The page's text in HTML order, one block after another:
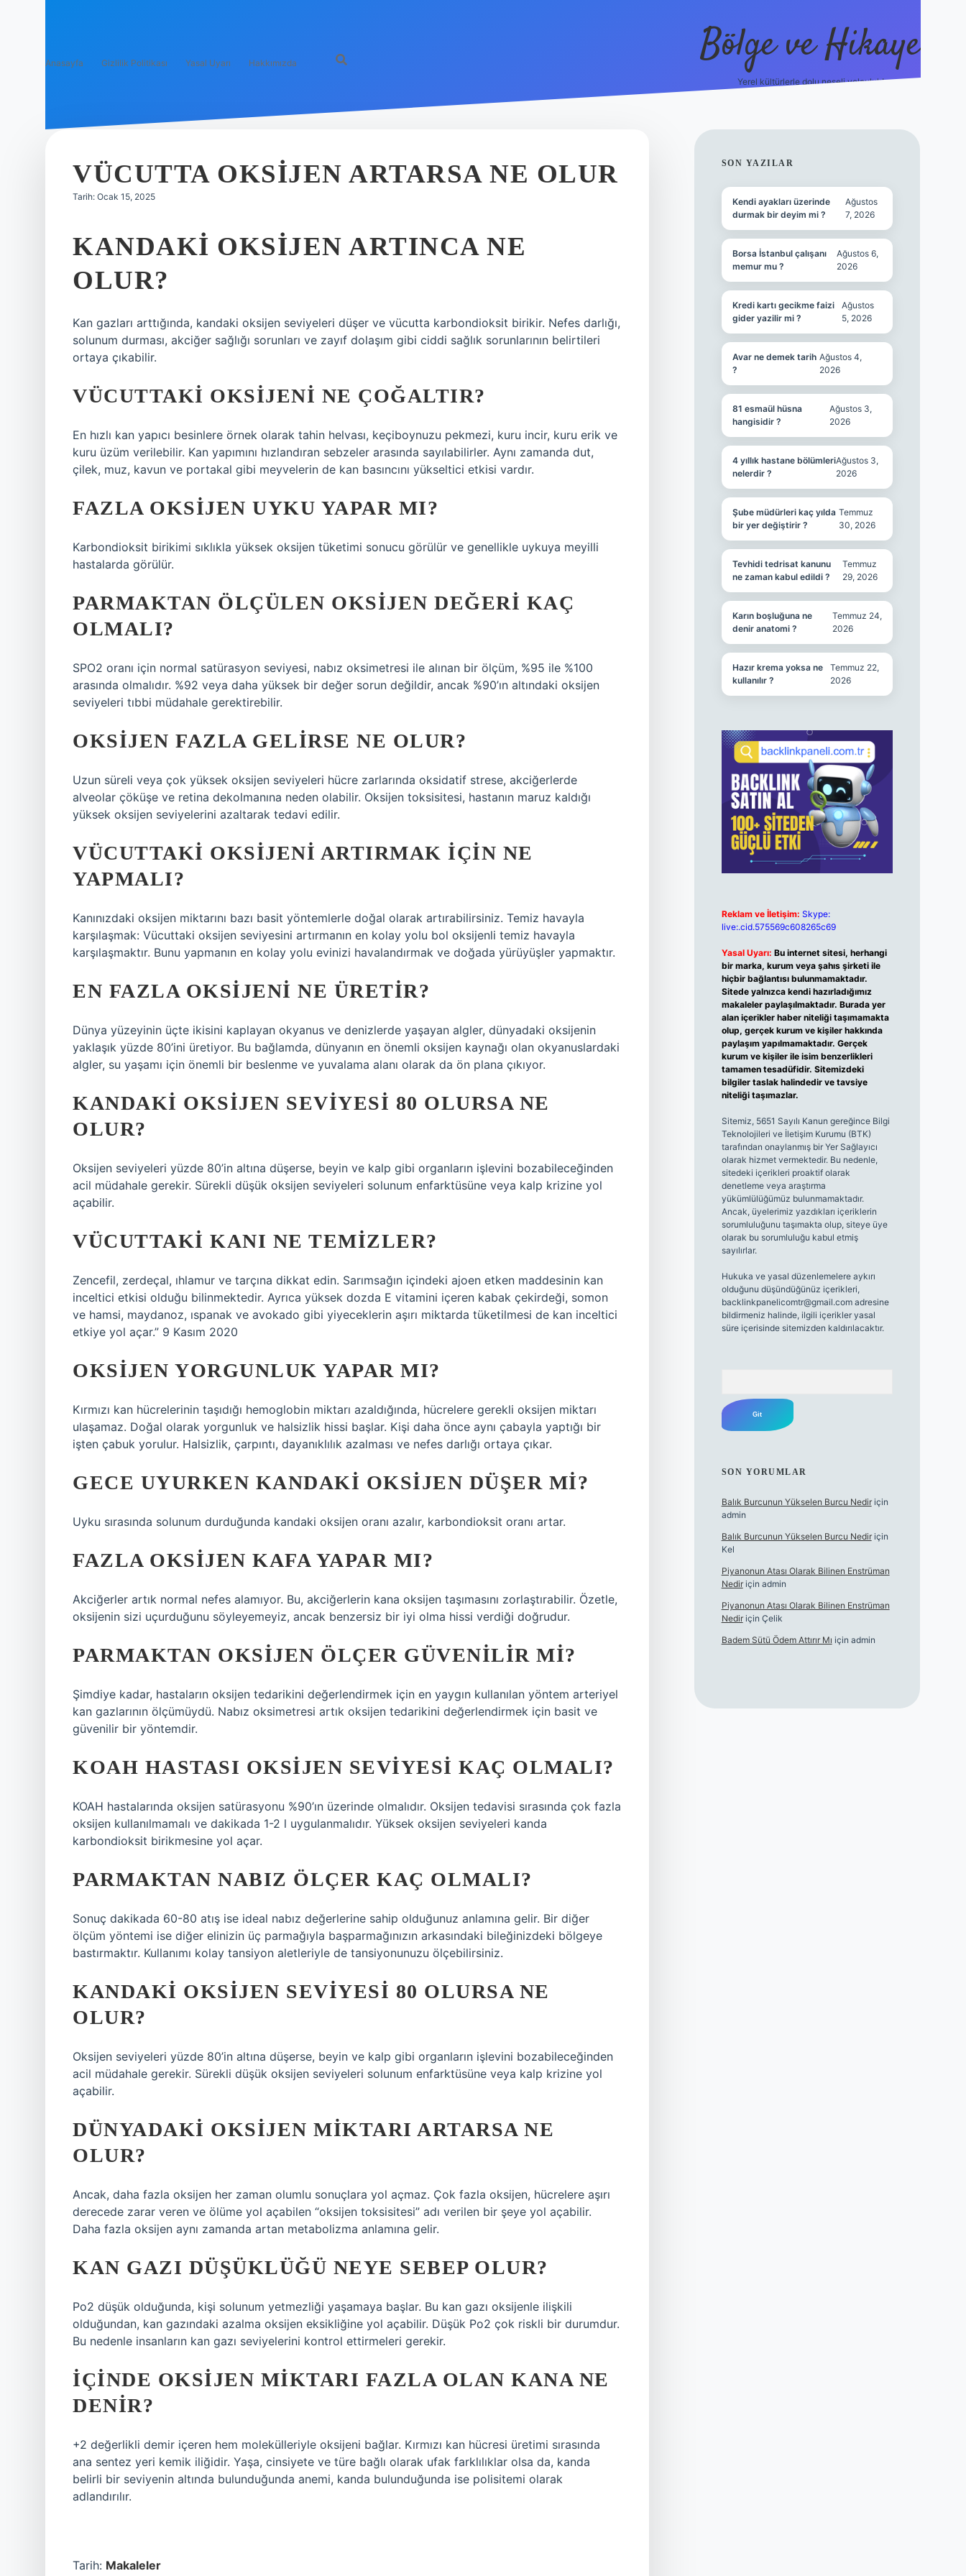
Anasayfa Gizlilik Politikası Yasal Uyarı Hakkımızda Bölge ve Hikaye
Yerel kültürlerle dolu neşeli yolculuk!
VÜCUTTA OKSIJEN ARTARSA NE OLUR
Tarih: Ocak 15, 2025
KANDAKI OKSIJEN ARTINCA NE
OLUR?
Kan gazları arttığında, kandaki oksijen seviyeleri düşer ve vücutta karbondioksit birikir. Nefes darlığı,
solunum durması, akciğer sağlığı sorunları ve zayıf dolaşım gibi ciddi sağlık sorunlarının belirtileri
ortaya çıkabilir.
VÜCUTTAKI OKSIJENI NE ÇOĞALTIR?
En hızlı kan yapıcı besinlere örnek olarak tahin helvası, keçiboynuzu pekmezi, kuru incir, kuru erik ve
kuru üzüm verilebilir. Kan yapımını hızlandıran sebzeler arasında sayılabilirler. Aynı zamanda dut,
çilek, muz, kavun ve portakal gibi meyvelerin de kan basıncını yükseltici etkisi vardır.
FAZLA OKSIJEN UYKU YAPAR MI?
Karbondioksit birikimi sıklıkla yüksek oksijen tüketimi sonucu görülür ve genellikle uykuya meyilli
hastalarda görülür.
PARMAKTAN ÖLÇÜLEN OKSIJEN DEĞERI KAÇ
OLMALI?
SPO2 oranı için normal satürasyon seviyesi, nabız oksimetresi ile alınan bir ölçüm, %95 ile %100
arasında olmalıdır. %92 veya daha yüksek bir değer sorun değildir, ancak %90’ın altındaki oksijen
seviyeleri tıbbi müdahale gerektirebilir.
OKSIJEN FAZLA GELIRSE NE OLUR?
Uzun süreli veya çok yüksek oksijen seviyeleri hücre zarlarında oksidatif strese, akciğerlerde
alveolar çöküşe ve retina dekolmanına neden olabilir. Oksijen toksisitesi, hastanın maruz kaldığı
yüksek oksijen seviyelerini azaltarak tedavi edilir.
VÜCUTTAKI OKSIJENI ARTIRMAK IÇIN NE
YAPMALI?
Kanınızdaki oksijen miktarını bazı basit yöntemlerle doğal olarak artırabilirsiniz. Temiz havayla
karşılaşmak: Vücuttaki oksijen seviyesini artırmanın en kolay yolu bol oksijenli temiz havayla
karşılaşmaktır. Bunu yapmanın en kolay yolu evinizi havalandırmak ve doğada yürüyüşler yapmaktır.
EN FAZLA OKSIJENI NE ÜRETIR?
Dünya yüzeyinin üçte ikisini kaplayan okyanus ve denizlerde yaşayan algler, dünyadaki oksijenin
yaklaşık yüzde 80’ini üretiyor. Bu bağlamda, dünyanın en önemli oksijen kaynağı olan okyanuslardaki
algler, su yaşamı için önemli bir beslenme ve yuvalama alanı olarak da ön plana çıkıyor.
KANDAKI OKSIJEN SEVIYESI 80 OLURSA NE
OLUR?
Oksijen seviyeleri yüzde 80’in altına düşerse, beyin ve kalp gibi organların işlevini bozabileceğinden
acil müdahale gerekir. Sürekli düşük oksijen seviyeleri solunum enfarktüsüne veya kalp krizine yol
açabilir.
VÜCUTTAKI KANI NE TEMIZLER?
Zencefil, zerdeçal, ıhlamur ve tarçına dikkat edin. Sarımsağın içindeki ajoen etken maddesinin kan
inceltici etkisi olduğu bilinmektedir. Ayrıca yüksek dozda E vitamini içeren kabak çekirdeği, somon
ve hamsi, maydanoz, ıspanak ve avokado gibi yiyeceklerin aşırı miktarda tüketilmesi de kan inceltici
etkiye yol açar.” 9 Kasım 2020
OKSIJEN YORGUNLUK YAPAR MI?
Kırmızı kan hücrelerinin taşıdığı hemoglobin miktarı azaldığında, hücrelere gerekli oksijen miktarı
ulaşamaz. Doğal olarak yorgunluk ve halsizlik hissi başlar. Kişi daha önce aynı çabayla yaptığı bir
işten çabuk yorulur. Halsizlik, çarpıntı, dayanıklılık azalması ve nefes darlığı ortaya çıkar.
GECE UYURKEN KANDAKI OKSIJEN DÜŞER MI?
Uyku sırasında solunum durduğunda kandaki oksijen oranı azalır, karbondioksit oranı artar.
FAZLA OKSIJEN KAFA YAPAR MI?
Akciğerler artık normal nefes alamıyor. Bu, akciğerlerin kana oksijen taşımasını zorlaştırabilir. Özetle,
oksijenin sizi uçurduğunu söyleyemeyiz, ancak benzersiz bir iyi olma hissi verdiği doğrudur.
PARMAKTAN OKSIJEN ÖLÇER GÜVENILIR MI?
Şimdiye kadar, hastaların oksijen tedarikini değerlendirmek için en yaygın kullanılan yöntem arteriyel
kan gazlarının ölçümüydü. Nabız oksimetresi artık oksijen tedarikini değerlendirmek için basit ve
güvenilir bir yöntemdir.
KOAH HASTASI OKSIJEN SEVIYESI KAÇ OLMALI?
KOAH hastalarında oksijen satürasyonu %90’ın üzerinde olmalıdır. Oksijen tedavisi sırasında çok fazla
oksijen kullanılmamalı ve dakikada 1-2 l uygulanmalıdır. Yüksek oksijen seviyeleri kanda
karbondioksit birikmesine yol açar.
PARMAKTAN NABIZ ÖLÇER KAÇ OLMALI?
Sonuç dakikada 60-80 atış ise ideal nabız değerlerine sahip olduğunuz anlamına gelir. Bir diğer
ölçüm yöntemi ise diğer elinizin üç parmağıyla başparmağınızın arkasındaki bileğinizdeki bölgeye
bastırmaktır. Kullanımı kolay tansiyon aletleriyle de tansiyonunuzu ölçebilirsiniz.
KANDAKI OKSIJEN SEVIYESI 80 OLURSA NE
OLUR?
Oksijen seviyeleri yüzde 80’in altına düşerse, beyin ve kalp gibi organların işlevini bozabileceğinden
acil müdahale gerekir. Sürekli düşük oksijen seviyeleri solunum enfarktüsüne veya kalp krizine yol
açabilir.
DÜNYADAKI OKSIJEN MIKTARI ARTARSA NE
OLUR?
Ancak, daha fazla oksijen her zaman olumlu sonuçlara yol açmaz. Çok fazla oksijen, hücrelere aşırı
derecede zarar veren ve ölüme yol açabilen “oksijen toksisitesi” adı verilen bir şeye yol açabilir.
Daha fazla oksijen aynı zamanda artan metabolizma anlamına gelir.
KAN GAZI DÜŞÜKLÜĞÜ NEYE SEBEP OLUR?
Po2 düşük olduğunda, kişi solunum yetmezliği yaşamaya başlar. Bu kan gazı oksijenle ilişkili
olduğundan, kan gazındaki azalma oksijen eksikliğine yol açabilir. Düşük Po2 çok riskli bir durumdur.
Bu nedenle insanların kan gazı seviyelerini kontrol ettirmeleri gerekir.
İÇINDE OKSIJEN MIKTARI FAZLA OLAN KANA NE
DENIR?
+2 değerlikli demir içeren hem molekülleriyle oksijeni bağlar. Kırmızı kan hücresi üretimi sırasında
ana sentez yeri kemik iliğidir. Yaşa, cinsiyete ve türe bağlı olarak ufak farklılıklar olsa da, kanda
belirli bir seviyenin altında bulunduğunda anemi, kanda bulunduğunda ise polisitemi olarak
adlandırılır.
Tarih: Makaleler
SIDEBAR
SON YAZILAR
Kendi ayakları üzerinde
durmak bir deyim mi ?
Ağustos
7, 2026
Borsa İstanbul çalışanı
memur mu ?
Ağustos 6,
2026
Kredi kartı gecikme faizi
gider yazilir mi ?
Ağustos
5, 2026
Avar ne demek tarih
?
Ağustos 4,
2026
81 esmaül hüsna
hangisidir ?
Ağustos 3,
2026
4 yıllık hastane bölümleri
nelerdir ?
Ağustos 3,
2026
Şube müdürleri kaç yılda
bir yer değiştirir ?
Temmuz
30, 2026
Tevhidi tedrisat kanunu
ne zaman kabul edildi ?
Temmuz
29, 2026
Karın boşluğuna ne
denir anatomi ?
Temmuz 24,
2026
Hazır krema yoksa ne
kullanılır ?
Temmuz 22,
2026
Reklam ve İletişim: Skype:
live:.cid.575569c608265c69
Yasal Uyarı: Bu internet sitesi, herhangi
bir marka, kurum veya şahıs şirketi ile
hiçbir bağlantısı bulunmamaktadır.
Sitede yalnızca kendi hazırladığımız
makaleler paylaşılmaktadır. Burada yer
alan içerikler haber niteliği taşımamakta
olup, gerçek kurum ve kişiler hakkında
paylaşım yapılmamaktadır. Gerçek
kurum ve kişiler ile isim benzerlikleri
tamamen tesadüfidir. Sitemizdeki
bilgiler taslak halindedir ve tavsiye
niteliği taşımazlar.
Sitemiz, 5651 Sayılı Kanun gereğince Bilgi
Teknolojileri ve İletişim Kurumu (BTK)
tarafından onaylanmış bir Yer Sağlayıcı
olarak hizmet vermektedir. Bu nedenle,
sitedeki içerikleri proaktif olarak
denetleme veya araştırma
yükümlülüğümüz bulunmamaktadır.
Ancak, üyelerimiz yazdıkları içeriklerin
sorumluluğunu taşımakta olup, siteye üye
olarak bu sorumluluğu kabul etmiş
sayılırlar.
Hukuka ve yasal düzenlemelere aykırı
olduğunu düşündüğünüz içerikleri,
backlinkpanelicomtr@gmail.comadresine
bildirmeniz halinde, ilgili içerikler yasal
süre içerisinde sitemizden kaldırılacaktır.
SON YORUMLAR
Balık Burcunun Yükselen Burcu Nediriçin
admin
Balık Burcunun Yükselen Burcu Nediriçin
Kel
Piyanonun Atası Olarak Bilinen Enstrüman
Nediriçin admin
Piyanonun Atası Olarak Bilinen Enstrüman
Nediriçin Çelik
Badem Sütü Ödem Attırır Mı için admin
grand opera bet